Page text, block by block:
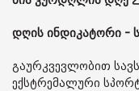
დღის ინდიკატორი -
გაურკვევლობით
ექსტრემალური